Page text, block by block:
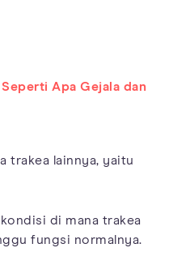
Apa Gejala dan
trakea lainnya, yaitu
di mana trakea
fungsi normalnya.